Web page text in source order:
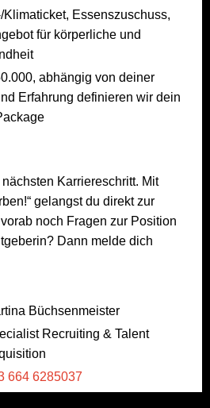
Klimaticket, Essenszuschuss,
für körperliche und
abhängig von deiner
Erfahrung definieren wir dein
Karriereschritt. Mit
gelangst du direkt zur
noch Fragen zur Position
Dann melde dich
Büchsenmeister
Recruiting & Talent
664 6285037